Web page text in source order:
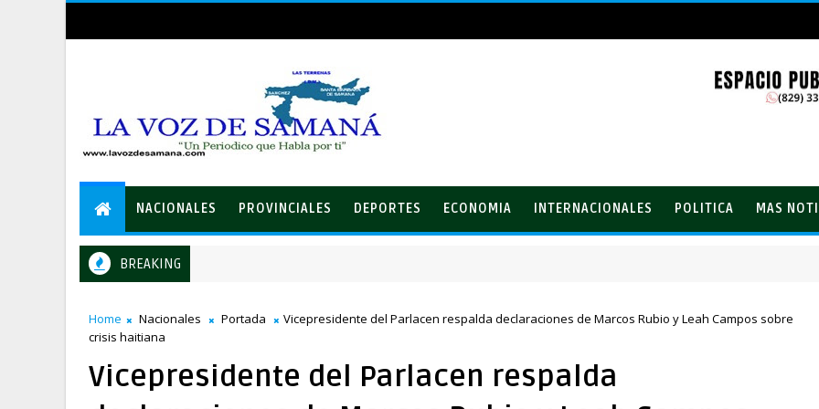
NACIONALES PROVINCIALES DEPORTES ECONOMIA INTERNACIONALES POLITICA MAS
BREAKING
Home Nacionales Portada
Vicepresidente del Parlacen respalda declaraciones de Marcos Rubio y Leah Campos sobre
crisis haitiana
Vicepresidente del Parlacen respalda